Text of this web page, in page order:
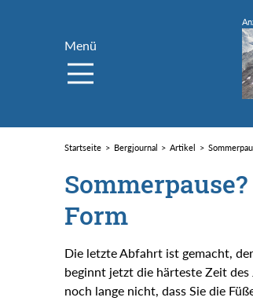
Menü
Startseite Bergjournal Artikel
Form
Die letzte Abfahrt ist gemacht,
beginnt jetzt die härteste Zeit
noch lange nicht, dass Sie die